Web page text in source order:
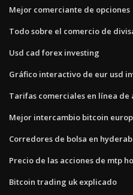
Mejor comerciante de opciones
Todo sobre el comercio de
Usd cad forex investing
Gráfico interactivo de eur usd
Tarifas comerciales en línea de
Mejor intercambio bitcoin
Corredores de bolsa en
Precio de las acciones de mtp
Bitcoin trading uk explicado